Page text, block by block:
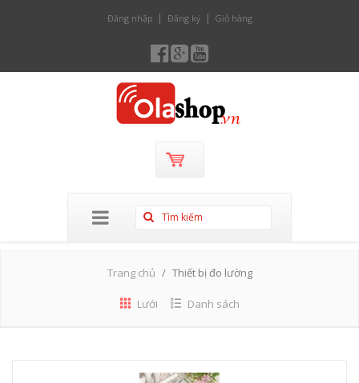
Đăng nhập Đăng ký Giỏ hàng
Trang chủ Thiết bị đo lường
Lưới Danh sách